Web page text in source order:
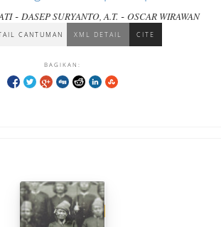
di segala keadaan
- DASEP SURYANTO, A.T. -OSCAR WIRAWAN
CANTUMAN XML DETAIL CITE
BAGIKAN: